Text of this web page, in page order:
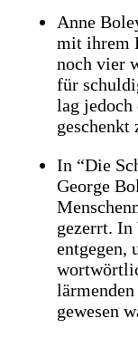
Anne
mit ihrem
noch vier
für
lag jedoch
geschenkt
In “Die
George
gezerrt. In
entgegen,
gewesen